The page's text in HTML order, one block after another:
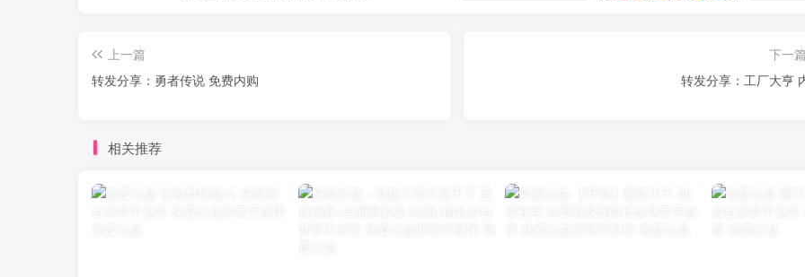
上一篇
转发分享：勇者传说 免费内购
下一
转发分享：工厂大亨
相关推荐